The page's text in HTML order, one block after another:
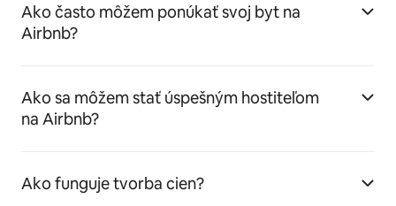
Ako často môžem ponúkať svoj byt na
Airbnb?
Ako sa môžem stať úspešným hostiteľom
na Airbnb?
Ako funguje tvorba cien?